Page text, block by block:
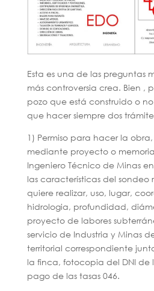
Esta es una de las preguntas
más controversia crea. Bien ,
pozo que está construido o
que hacer siempre dos
1) Permiso para hacer la obra,
mediante proyecto o
Ingeniero Técnico de Minas
las características del sondeo
quiere realizar, uso, lugar,
hidrologia, profundidad,
proyecto de labores
servicio de Industria y Minas
territorial correspondiente
la finca, fotocopia del DNI de
pago de las tasas 046.